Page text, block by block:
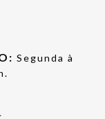
Segunda à